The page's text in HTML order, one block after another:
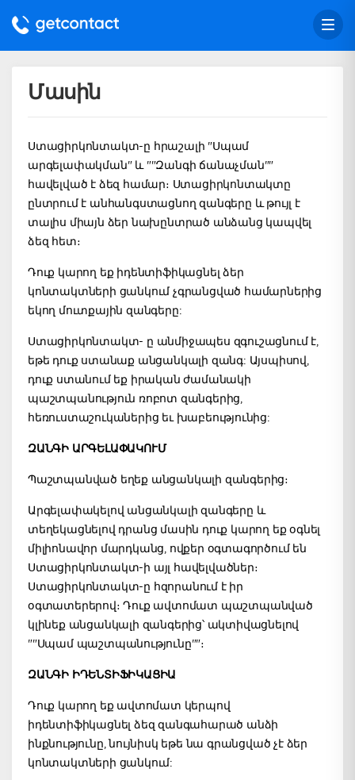
Մասին
Ստացիրկոնտակտ-ը հրաշալի "Սպամ
արգելափակման" և ""Զանգի ճանաչման""
հավելված է ձեզ համար։ Ստացիրկոնտակտը
ընտրում է անհանգստացնող զանգերը և թույլ է
տալիս միայն ձեր նախընտրած անձանց կապվել
ձեզ հետ։
Դուք կարող եք իդենտիֆիկացնել ձեր
կոնտակտների ցանկում չգրանցված համարներից
եկող մուտքային զանգերը:
Ստացիրկոնտակտ- ը անմիջապես զգուշացնում է,
եթե դուք ստանաք անցանկալի զանգ: Այսպիսով,
դուք ստանում եք իրական ժամանակի
պաշտպանություն ռոբոտ զանգերից,
հեռուստաշուկաներից եւ խաբեությունից:
ԶԱՆԳԻ ԱՐԳԵԼԱՓԱԿՈՒՄ
Պաշտպանված եղեք անցանկալի զանգերից։
Արգելափակելով անցանկալի զանգերը և
տեղեկացնելով դրանց մասին դուք կարող եք օգնել
միլիոնավոր մարդկանց, ովքեր օգտագործում են
Ստացիրկոնտակտ-ի այլ հավելվածներ։
Ստացիրկոնտակտ-ը հզորանում է իր
օգտատերերով։ Դուք ավտոմատ պաշտպանված
կլինեք անցանկալի զանգերից՝ ակտիվացնելով
""Սպամ պաշտպանությունը""։
ԶԱՆԳԻ ԻԴԵՆՏԻՖԻԿԱՑԻԱ
Դուք կարող եք ավտոմատ կերպով
իդենտիֆիկացնել ձեզ զանգահարած անձի
ինքնությունը, նույնիսկ եթե նա գրանցված չէ ձեր
կոնտակտների ցանկում: